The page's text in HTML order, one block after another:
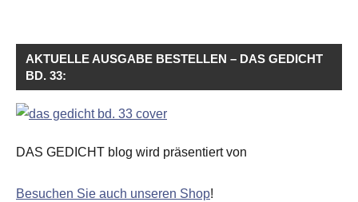
AKTUELLE AUSGABE BESTELLEN – DAS GEDICHT
BD. 33:
DAS GEDICHT blog wird präsentiert von
Besuchen Sie auch unseren Shop!